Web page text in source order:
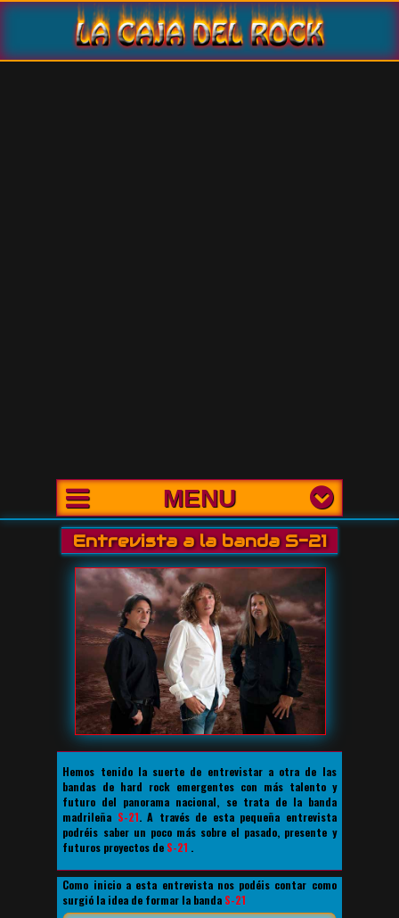
MENU
Entrevista a la banda S-21
Hemos tenido la suerte de entrevistar a otra de las
bandas de hard rock emergentes con más talento y
futuro del panorama nacional, se trata de la banda
madrileña S-21. A través de esta pequeña entrevista
podréis saber un poco más sobre el pasado, presente y
futuros proyectos de S-21 .
Como inicio a esta entrevista nos podéis contar como
surgió la idea de formar la banda S-21